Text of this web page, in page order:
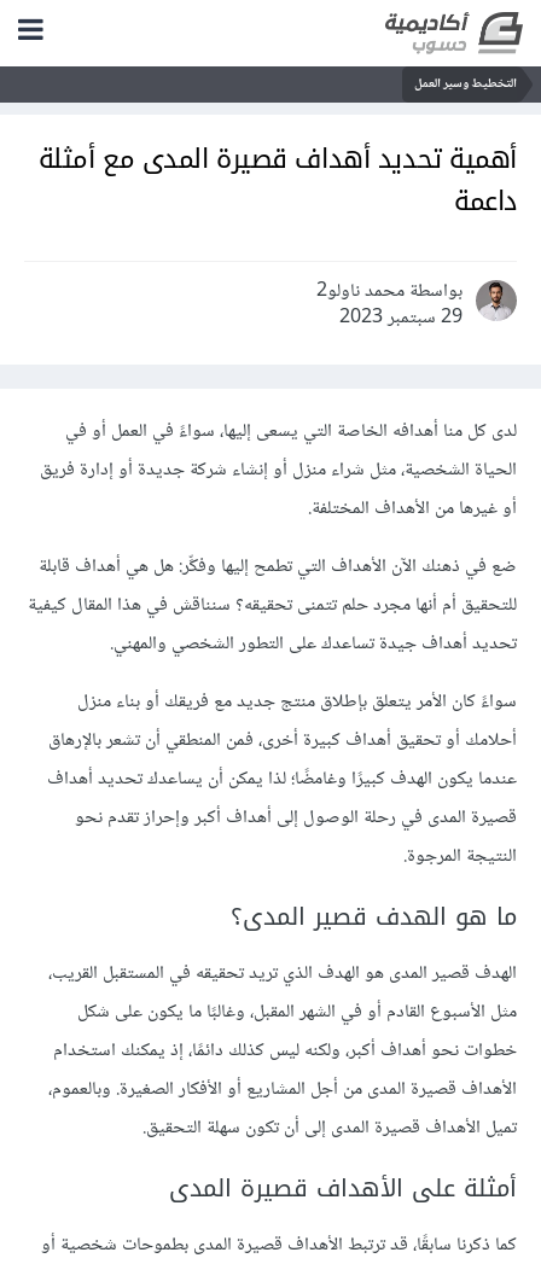
التخطيط وسير العمل
أهمية تحديد أهداف قصيرة المدى مع أمثلة
داعمة
بواسطة محمد ناولو2
29 سبتمبر 2023
لدى كل منا أهدافه الخاصة التي يسعى إليها، سواءً في العمل أو في
الحياة الشخصية، مثل شراء منزل أو إنشاء شركة جديدة أو إدارة فريق
أو غيرها من الأهداف المختلفة.
ضع في ذهنك الآن الأهداف التي تطمح إليها وفكِّر: هل هي أهداف قابلة
للتحقيق أم أنها مجرد حلم تتمنى تحقيقه؟ سنناقش في هذا المقال كيفية
تحديد أهداف جيدة تساعدك على التطور الشخصي والمهني.
سواءً كان الأمر يتعلق بإطلاق منتج جديد مع فريقك أو بناء منزل
أحلامك أو تحقيق أهداف كبيرة أخرى، فمن المنطقي أن تشعر بالإرهاق
عندما يكون الهدف كبيرًا وغامضًا؛ لذا يمكن أن يساعدك تحديد أهداف
قصيرة المدى في رحلة الوصول إلى أهداف أكبر وإحراز تقدم نحو
النتيجة المرجوة.
ما هو الهدف قصير المدى؟
الهدف قصير المدى هو الهدف الذي تريد تحقيقه في المستقبل القريب،
مثل الأسبوع القادم أو في الشهر المقبل، وغالبًا ما يكون على شكل
خطوات نحو أهداف أكبر، ولكنه ليس كذلك دائمًا، إذ يمكنك استخدام
الأهداف قصيرة المدى من أجل المشاريع أو الأفكار الصغيرة. وبالعموم،
تميل الأهداف قصيرة المدى إلى أن تكون سهلة التحقيق.
أمثلة على الأهداف قصيرة المدى
كما ذكرنا سابقًا، قد ترتبط الأهداف قصيرة المدى بطموحات شخصية أو